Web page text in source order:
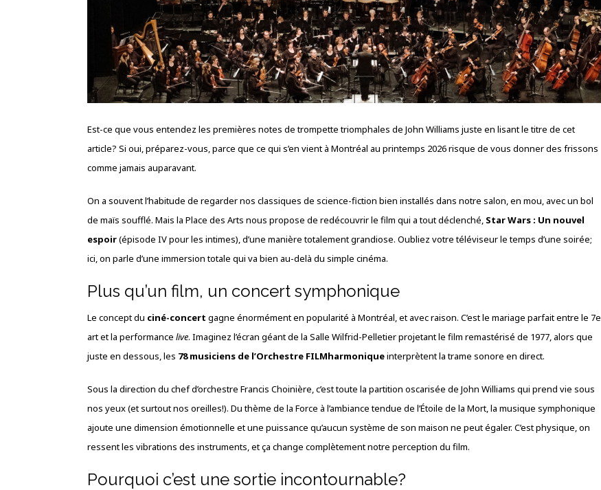
Est-ce que vous entendez les premières notes de trompette triomphales de John Williams juste en lisant le titre de cet
article? Si oui, préparez-vous, parce que ce qui s’en vient à Montréal au printemps 2026 risque de vous donner des frissons
comme jamais auparavant.
On a souvent l’habitude de regarder nos classiques de science-fiction bien installés dans notre salon, en mou, avec un bol
de maïs soufflé. Mais la Place des Arts nous propose de redécouvrir le film qui a tout déclenché, Star Wars : Un nouvel
espoir(épisode IV pour les intimes), d’une manière totalement grandiose. Oubliez votre téléviseur le temps d’une soirée;
ici, on parle d’une immersion totale qui va bien au-delà du simple cinéma.
Plus qu’un film, un concert symphonique
Le concept du ciné-concert gagne énormément en popularité à Montréal, et avec raison. C’est le mariage parfait entre le 7e
art et la performance live. Imaginez l’écran géant de la Salle Wilfrid-Pelletier projetant le film remastérisé de 1977, alors que
juste en dessous, les 78 musiciens de l’Orchestre FILMharmoniqueinterprètent la trame sonore en direct.
Sous la direction du chef d’orchestre Francis Choinière, c’est toute la partition oscarisée de John Williams qui prend vie sous
nos yeux (et surtout nos oreilles!). Du thème de la Force à l’ambiance tendue de l’Étoile de la Mort, la musique symphonique
ajoute une dimension émotionnelle et une puissance qu’aucun système de son maison ne peut égaler. C’est physique, on
ressent les vibrations des instruments, et ça change complètement notre perception du film.
Pourquoi c’est une sortie incontournable?